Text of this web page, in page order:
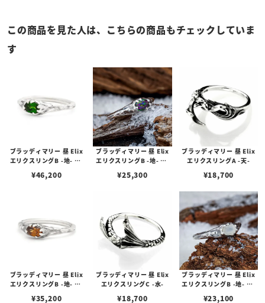
この商品を見た人は、こちらの商品もチェックしていま
す
ブラッディマリー 昼 Elix
エリクスリングB -地- w/
¥46,200
ブラッディマリー 昼 Elix
エリクスリングB -地- w/
¥25,300
ブラッディマリー 昼 Elix
エリクスリングA -天-
¥18,700
ブラッディマリー 昼 Elix
エリクスリングB -地- w/
¥35,200
ブラッディマリー 昼 Elix
エリクスリングC -水-
¥18,700
ブラッディマリー 昼 Elix
エリクスリングB -地- w/
¥23,100